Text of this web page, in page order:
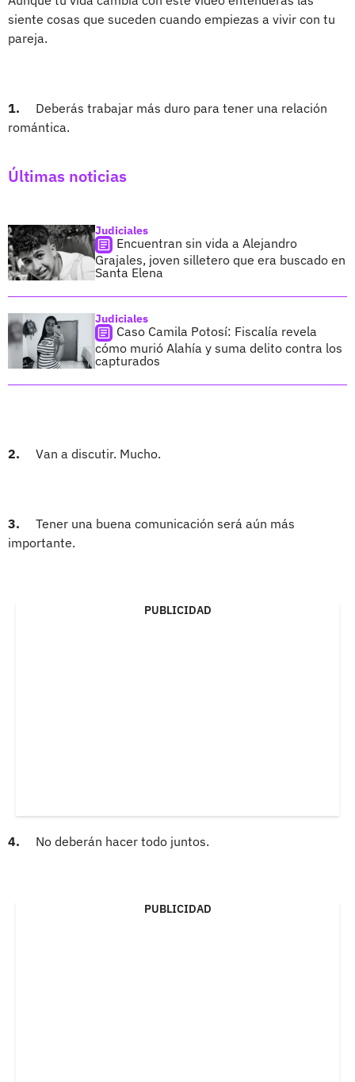
siente cosas que suceden cuando empiezas a vivir con tu
pareja.
1. Deberás trabajar más duro para tener una relación
romántica.
Últimas noticias
Judiciales
Encuentran sin vida a Alejandro
Grajales, joven silletero que era buscado en
Santa Elena
Judiciales
Caso Camila Potosí: Fiscalía revela
cómo murió Alahía y suma delito contra los
capturados
2. Van a discutir. Mucho.
3.
Tener una buena comunicación será aún más
importante.
PUBLICIDAD
4. No deberán hacer todo juntos.
PUBLICIDAD